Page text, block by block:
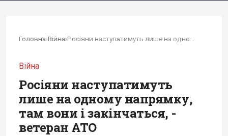
Головна›Війна›
Війна
Росіяни наступатимуть
лише на одному напрямку,
там вони і закінчаться, -
ветеран АТО